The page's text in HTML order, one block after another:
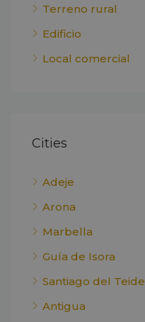
Terreno rural
Edificio
Local comercial
Cities
Adeje
Arona
Marbella
Guía de Isora
Santiago del Teide
Antigua